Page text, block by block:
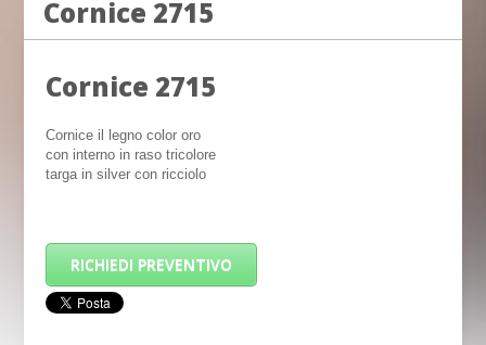
Cornice 2715
Cornice 2715
Cornice il legno color oro
con interno in raso tricolore
targa in silver con ricciolo
RICHIEDI PREVENTIVO